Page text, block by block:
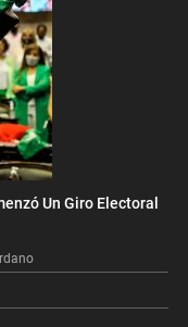
Un Giro Electoral